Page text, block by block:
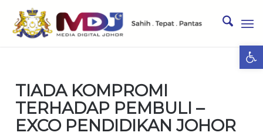
TIADA KOMPROMI
TERHADAP PEMBULI –
EXCO PENDIDIKAN JOHOR